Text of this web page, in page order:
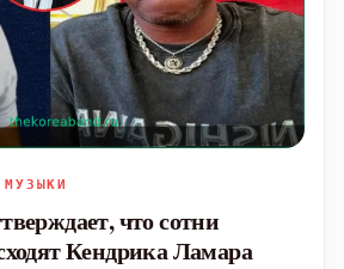
что сотни
Кендрика Ламара